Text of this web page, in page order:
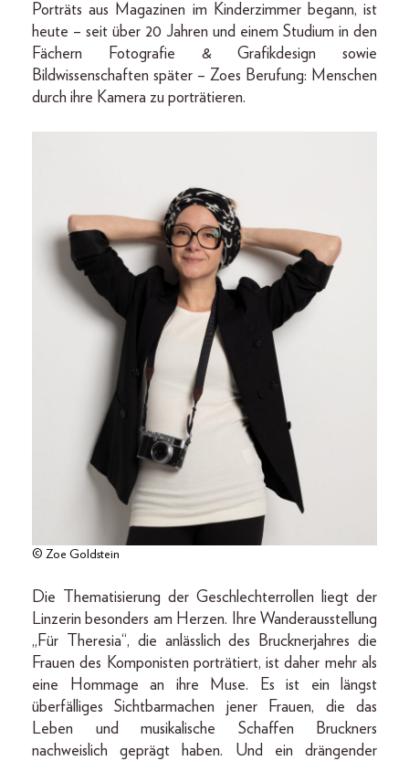
Porträts aus Magazinen im Kinderzimmer begann, ist
heute – seit über 20 Jahren und einem Studium in den
Fächern Fotografie & Grafikdesign sowie
Bildwissenschaften später – Zoes Berufung: Menschen
durch ihre Kamera zu porträtieren.
© Zoe Goldstein
Die Thematisierung der Geschlechterrollen liegt der
Linzerin besonders am Herzen. Ihre Wanderausstellung
„Für Theresia“, die anlässlich des Brucknerjahres die
Frauen des Komponisten porträtiert, ist daher mehr als
eine Hommage an ihre Muse. Es ist ein längst
überfälliges Sichtbarmachen jener Frauen, die das
Leben und musikalische Schaffen Bruckners
nachweislich geprägt haben. Und ein drängender